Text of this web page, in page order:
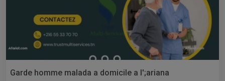
Garde homme malada a domicile a l';ariana